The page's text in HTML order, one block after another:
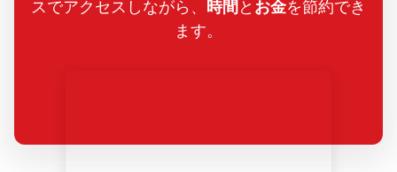
スでアクセスしながら、
時間 と お金を節約でき
ます。